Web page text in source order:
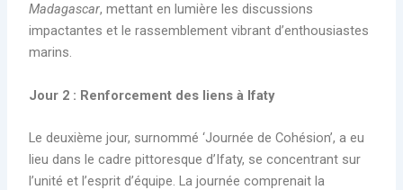
Madagascar, mettant en lumière les discussions
impactantes et le rassemblement vibrant d’enthousiastes
marins.
Jour 2 : Renforcement des liens à Ifaty
Le deuxième jour, surnommé ‘Journée de Cohésion’, a eu
lieu dans le cadre pittoresque d’Ifaty, se concentrant sur
l’unité et l’esprit d’équipe. La journée comprenait la